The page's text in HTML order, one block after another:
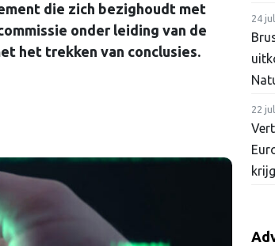
die zich bezighoudt met
onder leiding van de
het trekken van conclusies.
24
22